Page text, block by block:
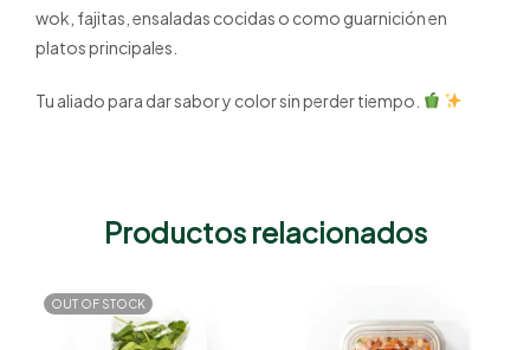
wok, fajitas, ensaladas cocidas o como guarnición en
platos principales.
Tu aliado para dar sabor y color sin perder tiempo.
Productos relacionados
OUT OF STOCK